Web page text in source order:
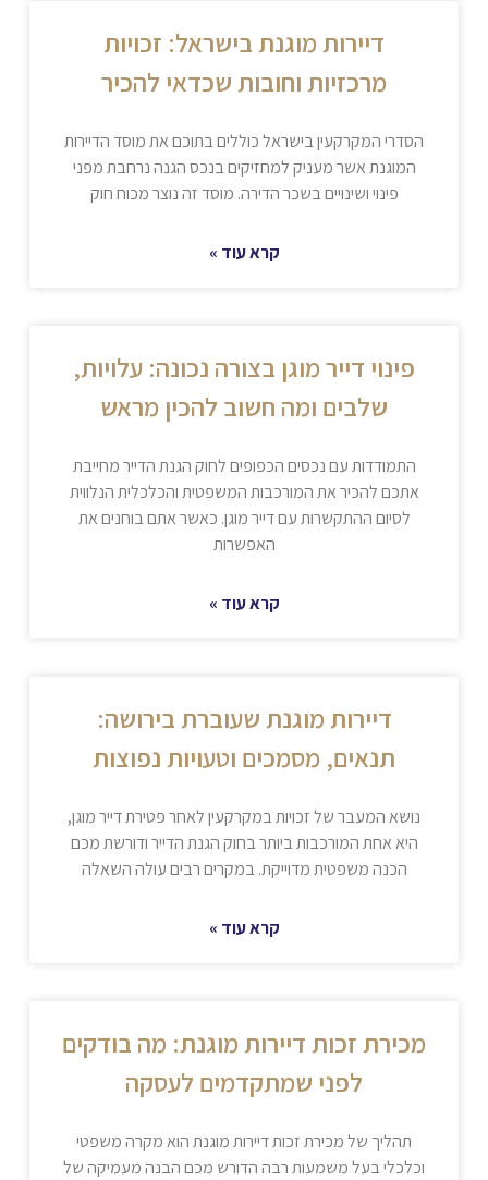
דיירות מוגנת בישראל: זכויות
מרכזיות וחובות שכדאי להכיר
הסדרי המקרקעין בישראל כוללים בתוכם את מוסד הדיירות
המוגנת אשר מעניק למחזיקים בנכס הגנה נרחבת מפני
פינוי ושינויים בשכר הדירה. מוסד זה נוצר מכוח חוק
קרא עוד »
פינוי דייר מוגן בצורה נכונה: עלויות,
שלבים ומה חשוב להכין מראש
התמודדות עם נכסים הכפופים לחוק הגנת הדייר מחייבת
אתכם להכיר את המורכבות המשפטית והכלכלית הנלווית
לסיום ההתקשרות עם דייר מוגן. כאשר אתם בוחנים את
האפשרות
קרא עוד »
דיירות מוגנת שעוברת בירושה:
תנאים, מסמכים וטעויות נפוצות
נושא המעבר של זכויות במקרקעין לאחר פטירת דייר מוגן,
היא אחת המורכבות ביותר בחוק הגנת הדייר ודורשת מכם
הכנה משפטית מדוייקת. במקרים רבים עולה השאלה
קרא עוד »
מכירת זכות דיירות מוגנת: מה בודקים
לפני שמתקדמים לעסקה
תהליך של מכירת זכות דיירות מוגנת הוא מקרה משפטי
וכלכלי בעל משמעות רבה הדורש מכם הבנה מעמיקה של